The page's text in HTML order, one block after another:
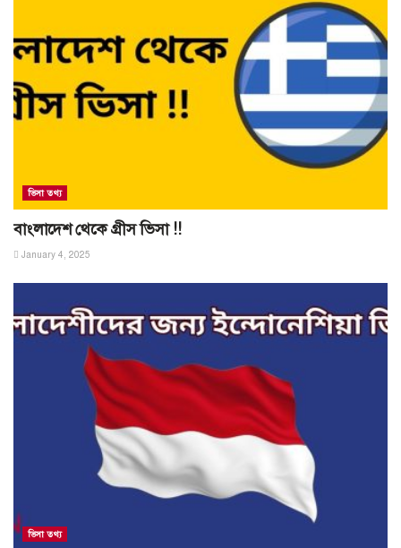
ভিসা তথ্য
বাংলাদেশ থেকে গ্রীস ভিসা !!
January 4, 2025
ভিসা তথ্য